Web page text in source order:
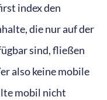
index den
die nur auf der
sind, fließen
also keine mobile
mobil nicht